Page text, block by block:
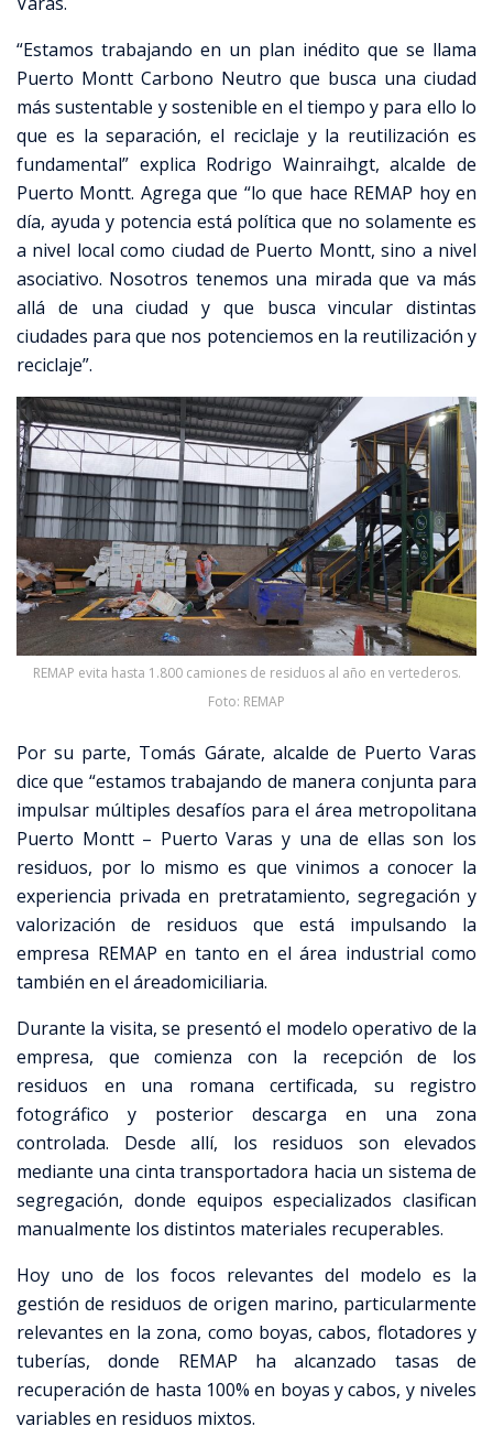
“Estamos trabajando en un plan inédito que se llama
Puerto Montt Carbono Neutro que busca una ciudad
más sustentable y sostenible en el tiempo y para ello lo
que es la separación, el reciclaje y la reutilización es
fundamental” explica Rodrigo Wainraihgt, alcalde de
Puerto Montt. Agrega que “lo que hace REMAP hoy en
día, ayuda y potencia está política que no solamente es
a nivel local como ciudad de Puerto Montt, sino a nivel
asociativo. Nosotros tenemos una mirada que va más
allá de una ciudad y que busca vincular distintas
ciudades para que nos potenciemos en la reutilización y
reciclaje”.
REMAP evita hasta 1.800 camiones de residuos al año en vertederos.
Foto: REMAP
Por su parte, Tomás Gárate, alcalde de Puerto Varas
dice que “estamos trabajando de manera conjunta para
impulsar múltiples desafíos para el área metropolitana
Puerto Montt – Puerto Varas y una de ellas son los
residuos, por lo mismo es que vinimos a conocer la
experiencia privada en pretratamiento, segregación y
valorización de residuos que está impulsando la
empresa REMAP en tanto en el área industrial como
también en el áreadomiciliaria.
Durante la visita, se presentó el modelo operativo de la
empresa, que comienza con la recepción de los
residuos en una romana certificada, su registro
fotográfico y posterior descarga en una zona
controlada. Desde allí, los residuos son elevados
mediante una cinta transportadora hacia un sistema de
segregación, donde equipos especializados clasifican
manualmente los distintos materiales recuperables.
Hoy uno de los focos relevantes del modelo es la
gestión de residuos de origen marino, particularmente
relevantes en la zona, como boyas, cabos, flotadores y
tuberías, donde REMAP ha alcanzado tasas de
recuperación de hasta 100% en boyas y cabos, y niveles
variables en residuos mixtos.